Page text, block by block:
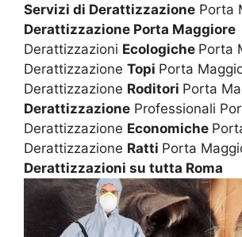
Servizi di Derattizzazione Porta
Derattizzazione Porta Maggiore
Derattizzazioni Ecologiche Porta
Derattizzazione Topi Porta
Derattizzazione Roditori Porta
Derattizzazione Professionali
Derattizzazione Economiche
Derattizzazione Ratti Porta
Derattizzazioni su tutta Roma